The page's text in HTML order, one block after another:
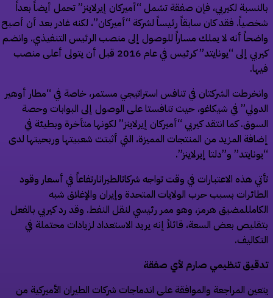
لكيربي، فإن صفقة تشمل “أميركان إيرلاينز” تحمل أيضاً بعداً
فقد كان سابقاً رئيساً لشركة “أميركان”، لكنه غادر بعد أن أصبح
أنه لا يملك مساراً للوصول إلى منصب الرئيس التنفيذي. وانضم
كيربي إلى “يونايتد” كرئيس في عام 2016 قبل أن يتولى أعلى منصب
الشركتان في تنافس استراتيجي مستمر، خاصة في “مطار أوهير
في شيكاغو، حيث تنافستا على الوصول إلى البوابات وحصة
كما انتقد كيربي “أميركان إيرلاينز” لكونها متأخرة وبطيئة في
المزيد من المنتجات المميزة، التي أثبتت شعبيتها وربحيتها لدى
و”دلتا إيرلاينز”.
هذه الاعتبارات في وقت تواجه شركاتالطيرانارتفاعاً في أسعار وقود
بسبب حرب الولايات المتحدة وإيران والإغلاق شبه
هرمز، وهو ممر رئيسي لنقل النفط. وقد رد كيربي بالفعل
بعض السعة، قائلاً إنه يريد الاستعداد لزيادات محتملة في
تنظيمي صارم لأي صفقة
المراجعة والموافقة على اندماجات شركات الطيران الأميركية من